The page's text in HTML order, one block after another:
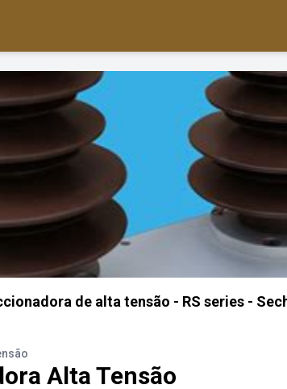
de alta tensão - RS series -
Alta Tensão